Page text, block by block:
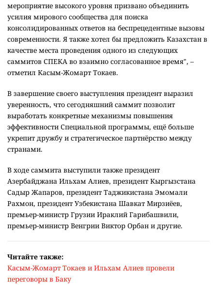
мероприятие высокого уровня призвано объединить
усилия мирового сообщества для поиска
консолидированных ответов на беспрецедентные вызовы
современности. Я также хотел бы предложить Казахстан в
качестве места проведения одного из следующих
саммитов СПЕКА во взаимно согласованное время", –
отметил Касым-Жомарт Токаев.
В завершение своего выступления президент выразил
уверенность, что сегодняшний саммит позволит
выработать конкретные механизмы повышения
эффективности Специальной программы, ещё больше
укрепит дружбу и стратегическое партнёрство между
странами.
В ходе саммита выступили также президент
Азербайджана Ильхам Алиев, президент Кыргызстана
Садыр Жапаров, президент Таджикистана Эмомали
Рахмон, президент Узбекистана Шавкат Мирзиёев,
премьер-министр Грузии Ираклий Гарибашвили,
премьер-министр Венгрии Виктор Орбан и другие.
Читайте также:
Касым-Жомарт Токаев и Ильхам Алиев провели
переговоры в Баку